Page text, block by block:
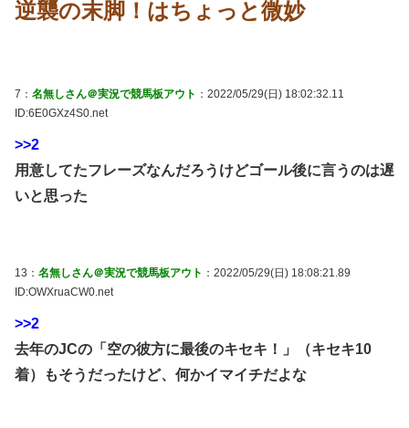
逆襲の末脚！はちょっと微妙
7： 名無しさん＠実況で競馬板アウト ：2022/05/29(日) 18:02:32.11
ID:6E0GXz4S0.net
>>2
用意してたフレーズなんだろうけどゴール後に言うのは遅
いと思った
13： 名無しさん＠実況で競馬板アウト ：2022/05/29(日) 18:08:21.89
ID:OWXruaCW0.net
>>2
去年のJCの「空の彼方に最後のキセキ！」（キセキ10
着）もそうだったけど、何かイマイチだよな